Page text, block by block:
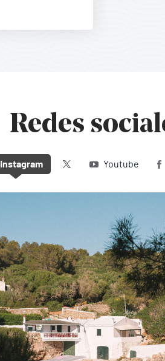
Redes
Instagram Twitter (X)Youtube